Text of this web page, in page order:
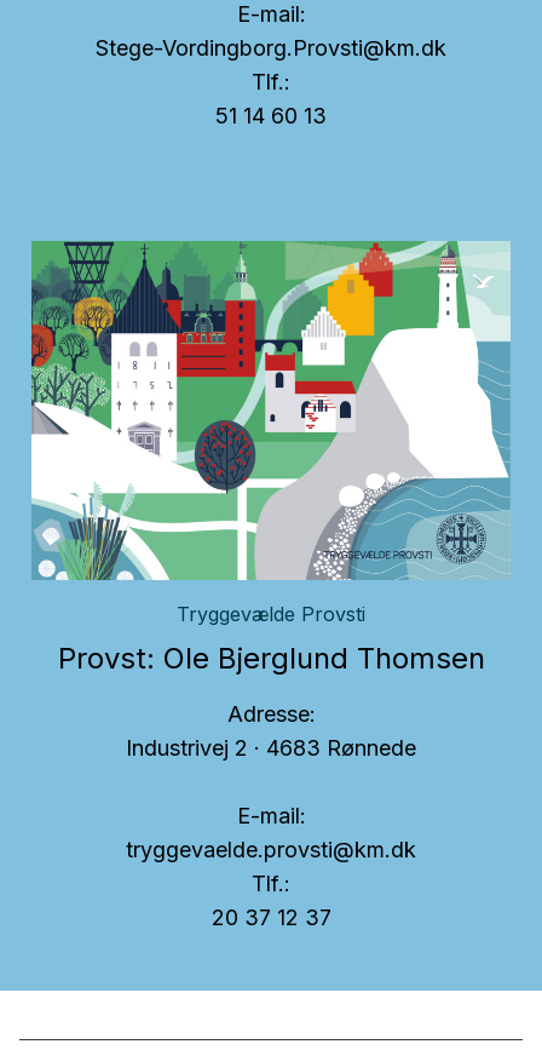
E-mail:
Stege-Vordingborg.Provsti@km.dk
Tlf.:
51 14 60 13
Tryggevælde Provsti
Provst: Ole Bjerglund Thomsen
Adresse:
Industrivej 2 · 4683 Rønnede
E-mail:
tryggevaelde.provsti@km.dk
Tlf.:
20 37 12 37